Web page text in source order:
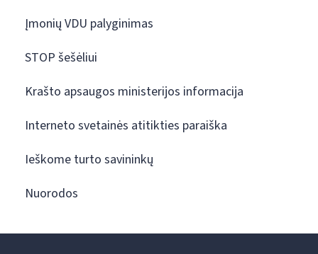
Įmonių VDU palyginimas
STOP šešėliui
Krašto apsaugos ministerijos informacija
Interneto svetainės atitikties paraiška
Ieškome turto savininkų
Nuorodos